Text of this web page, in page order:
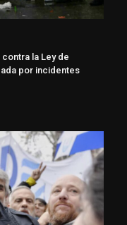
la Ley de
por incidentes